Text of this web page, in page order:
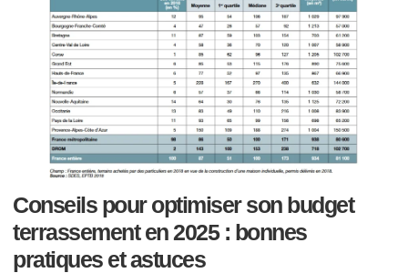
Conseils pour optimiser son budget
terrassement en 2025 : bonnes
pratiques et astuces